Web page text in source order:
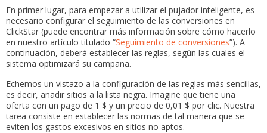
En primer lugar, para empezar a utilizar el pujador inteligente, es
necesario configurar el seguimiento de las conversiones en
ClickStar (puede encontrar más información sobre cómo hacerlo
en nuestro artículo titulado “Seguimiento de conversiones”). A
continuación, deberá establecer las reglas, según las cuales el
sistema optimizará su campaña.
Echemos un vistazo a la configuración de las reglas más sencillas,
es decir, añadir sitios a la lista negra. Imagine que tiene una
oferta con un pago de 1 $ y un precio de 0,01 $ por clic. Nuestra
tarea consiste en establecer las normas de tal manera que se
eviten los gastos excesivos en sitios no aptos.